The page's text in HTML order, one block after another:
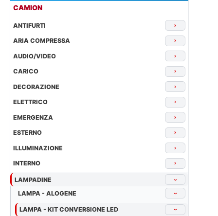
CAMION
ANTIFURTI ›
ARIA COMPRESSA ›
AUDIO/VIDEO ›
CARICO ›
DECORAZIONE ›
ELETTRICO ›
EMERGENZA ›
ESTERNO ›
ILLUMINAZIONE ›
INTERNO ›
LAMPADINE ›
LAMPA - ALOGENE ›
LAMPA - KIT CONVERSIONE LED ›